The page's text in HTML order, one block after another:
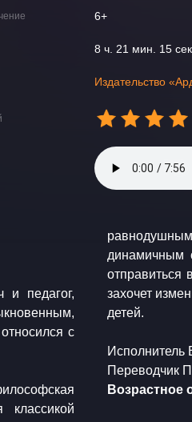
6+
8 ч. 21 мин. 15 сек.
Издательство
и педагог,
с
динамичным
отправиться
захочет
детей.
​Исполнитель
​Переводчик
​Возрастное